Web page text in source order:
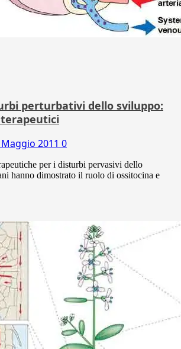
perturbativi dello sviluppo:
2011 0
per i disturbi pervasivi dello
hanno dimostrato il ruolo di ossitocina e